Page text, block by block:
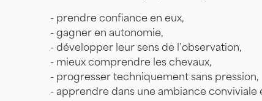
- prendre confiance en eux,
- gagner en autonomie,
- développer leur sens de l’observation,
- mieux comprendre les chevaux,
- progresser techniquement sans pression,
- apprendre dans une ambiance conviviale